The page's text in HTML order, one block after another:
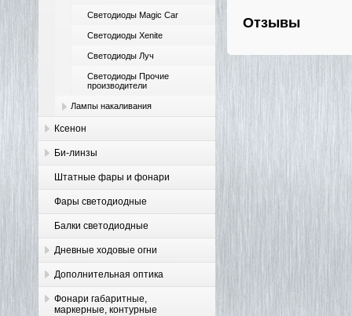
Светодиоды Magic Car
Светодиоды Xenite
Светодиоды Луч
Светодиоды Прочие
производители
Лампы накаливания
Ксенон
Би-линзы
Штатные фары и фонари
Фары светодиодные
Балки светодиодные
Дневные ходовые огни
Дополнительная оптика
Фонари габаритные,
маркерные, контурные
Отзывы